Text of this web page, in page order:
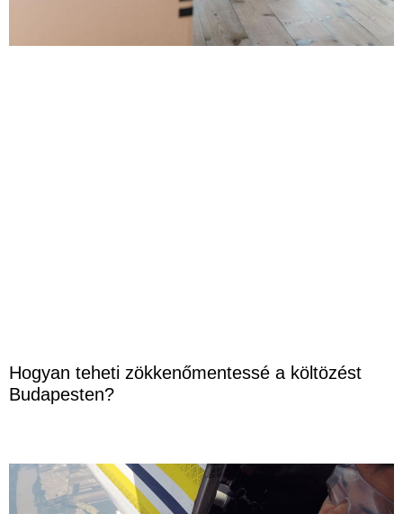
Hogyan teheti zökkenőmentessé a költözést
Budapesten?